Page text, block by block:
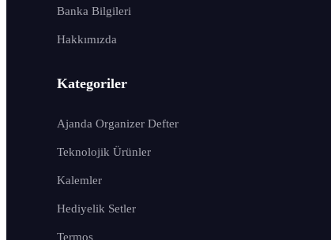
Banka Bilgileri
Hakkımızda
Kategoriler
Ajanda Organizer Defter
Teknolojik Ürünler
Kalemler
Hediyelik Setler
Termos